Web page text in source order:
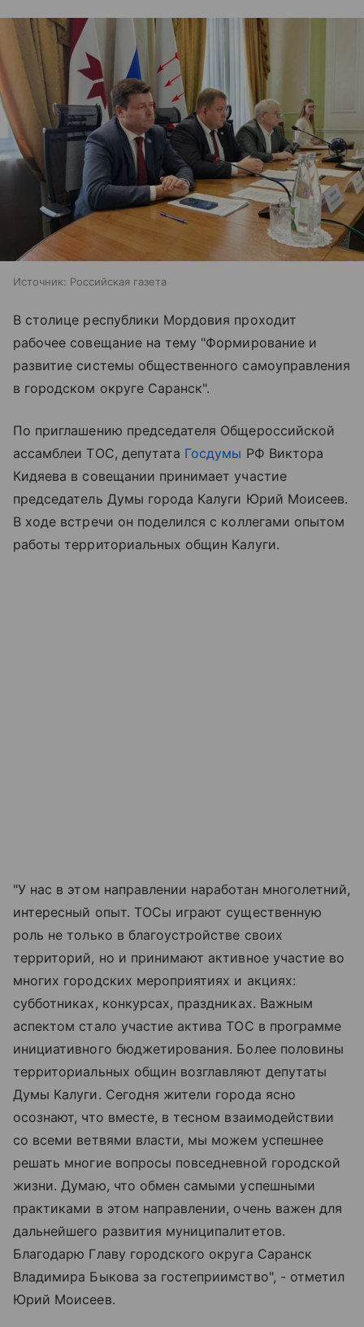
Источник: Российская газета
В столице республики Мордовия проходит
рабочее совещание на тему "Формирование и
развитие системы общественного самоуправления
в городском округе Саранск".
По приглашению председателя Общероссийской
ассамблеи ТОС, депутата Госдумы РФ Виктора
Кидяева в совещании принимает участие
председатель Думы города Калуги Юрий Моисеев.
В ходе встречи он поделился с коллегами опытом
работы территориальных общин Калуги.
"У нас в этом направлении наработан многолетний,
интересный опыт. ТОСы играют существенную
роль не только в благоустройстве своих
территорий, но и принимают активное участие во
многих городских мероприятиях и акциях:
субботниках, конкурсах, праздниках. Важным
аспектом стало участие актива ТОС в программе
инициативного бюджетирования. Более половины
территориальных общин возглавляют депутаты
Думы Калуги. Сегодня жители города ясно
осознают, что вместе, в тесном взаимодействии
со всеми ветвями власти, мы можем успешнее
решать многие вопросы повседневной городской
жизни. Думаю, что обмен самыми успешными
практиками в этом направлении, очень важен для
дальнейшего развития муниципалитетов.
Благодарю Главу городского округа Саранск
Владимира Быкова за гостеприимство", - отметил
Юрий Моисеев.